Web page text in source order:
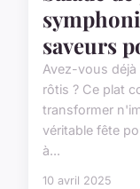
saveurs
Avez-vous déjà
rôtis ? Ce plat
transformer
véritable fête
à...
10 avril 2025